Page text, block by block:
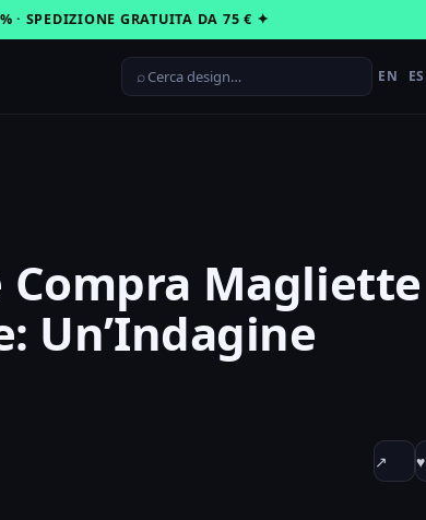
· SPEDIZIONE GRATUITA DA 75 € ✦
⌕ EN ES
Compra Magliette
Un’Indagine
↗ ♥